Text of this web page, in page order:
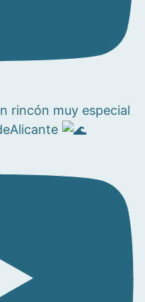
rincón muy especial